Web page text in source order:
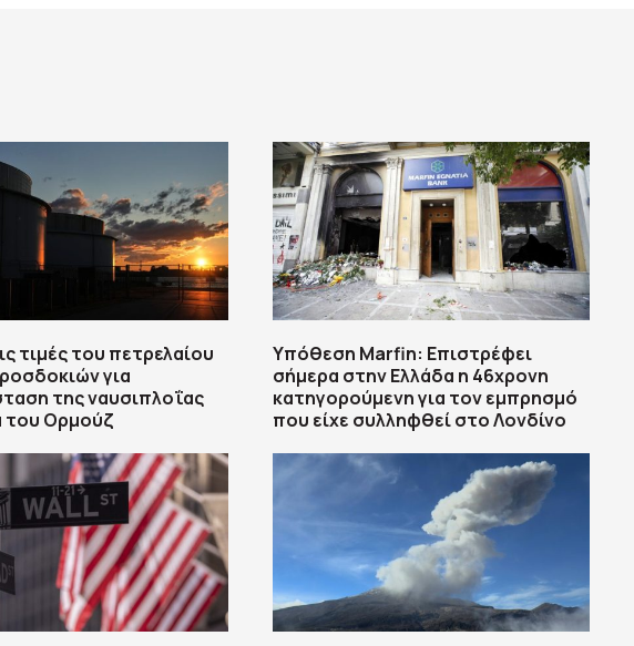
τιμές του πετρελαίου
για
της ναυσιπλοΐας
του Ορμούζ
Υπόθεση Marfin: Επιστρέφει
σήμερα στην Ελλάδα η 46χρονη
κατηγορούμενη για τον εμπρησμό
που είχε συλληφθεί στο Λονδίνο